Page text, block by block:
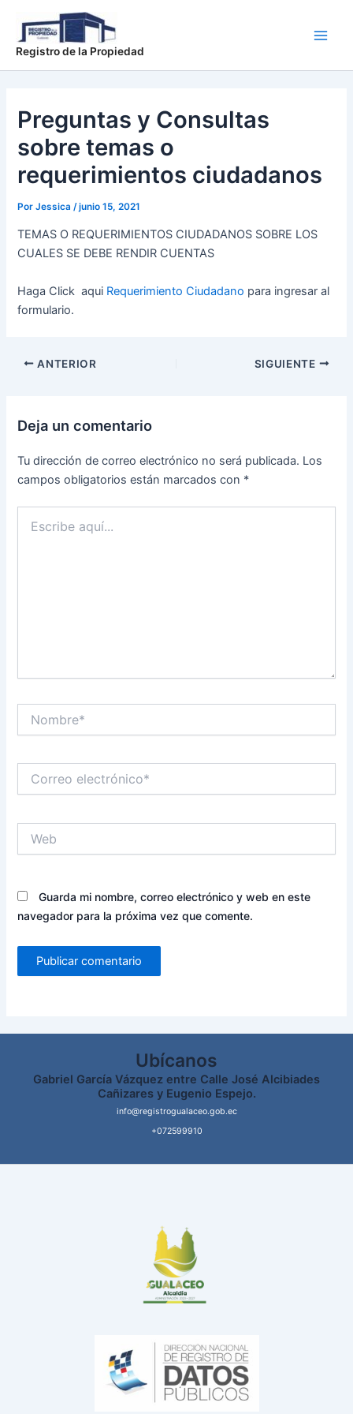
contenido
Registro de la Propiedad
Preguntas y Consultas
sobre temas o
requerimientos ciudadanos
PorJessica/junio 15, 2021
TEMAS O REQUERIMIENTOS CIUDADANOS SOBRE LOS
CUALES SE DEBE RENDIR CUENTAS
Haga Click aqui Requerimiento Ciudadano para ingresar al
formulario.
ANTERIOR SIGUIENTE
Deja un comentario
Tu dirección de correo electrónico no será publicada. Los
campos obligatorios están marcados con *
aquí...
electrónico*
Guarda mi nombre, correo electrónico y web en este
navegador para la próxima vez que comente.
Ubícanos
Gabriel García Vázquez entre Calle José Alcibiades
Cañizares y Eugenio Espejo.
info@registrogualaceo.gob.ec
+072599910